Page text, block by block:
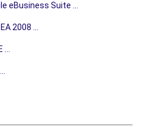
eBusiness Suite …
2008 …